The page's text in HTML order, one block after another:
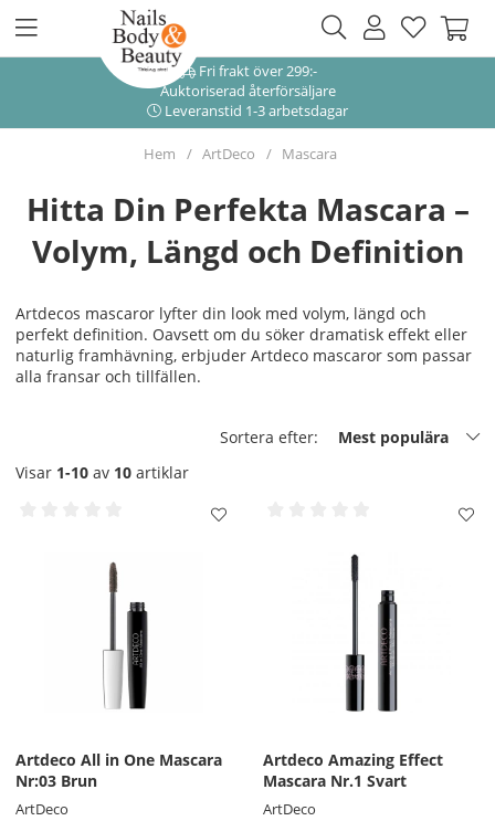
Fri frakt över 299:-
Auktoriserad återförsäljare
Leveranstid 1-3 arbetsdagar
Hem ArtDeco Mascara
Hitta Din Perfekta Mascara –
Volym, Längd och Definition
Artdecos mascaror lyfter din look med volym, längd och
perfekt definition. Oavsett om du söker dramatisk effekt eller
naturlig framhävning, erbjuder Artdeco mascaror som passar
alla fransar och tillfällen.
Sortera efter:
Mest populära
Visar 1-10 av 10 artiklar
Artdeco All in One Mascara
Nr:03 Brun
ArtDeco
Artdeco Amazing Effect
Mascara Nr.1 Svart
ArtDeco